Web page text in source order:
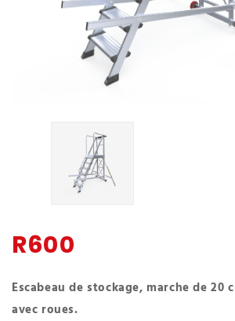
R600
Escabeau de stockage, marche de 20
avec roues.